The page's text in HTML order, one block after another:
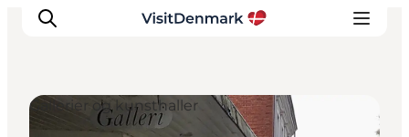
Gallerier og kunsthaller